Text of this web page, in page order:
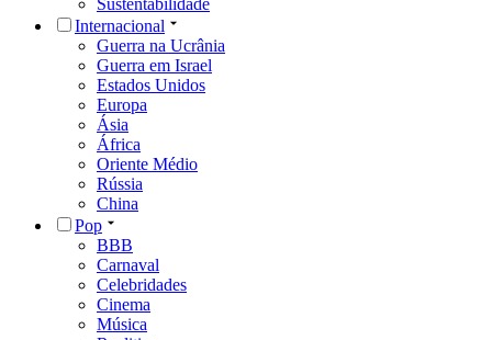
Sustentabilidade
Internacional
Guerra na Ucrânia
Guerra em Israel
Estados Unidos
Europa
Ásia
África
Oriente Médio
Rússia
China
Pop
BBB
Carnaval
Celebridades
Cinema
Música